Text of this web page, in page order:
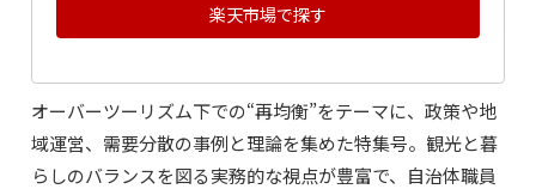
楽天市場で探す
オーバーツーリズム下での“再均衡”をテーマに、政策や地
域運営、需要分散の事例と理論を集めた特集号。観光と暮
らしのバランスを図る実務的な視点が豊富で、自治体職員